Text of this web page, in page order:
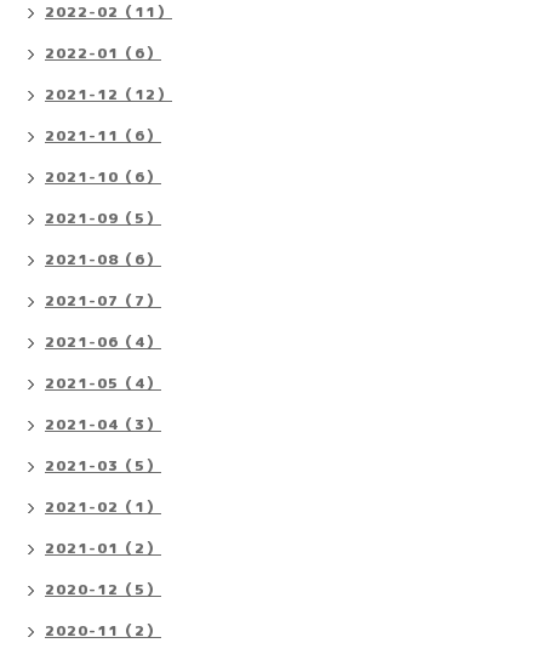
2022-02（11）
2022-01（6）
2021-12（12）
2021-11（6）
2021-10（6）
2021-09（5）
2021-08（6）
2021-07（7）
2021-06（4）
2021-05（4）
2021-04（3）
2021-03（5）
2021-02（1）
2021-01（2）
2020-12（5）
2020-11（2）